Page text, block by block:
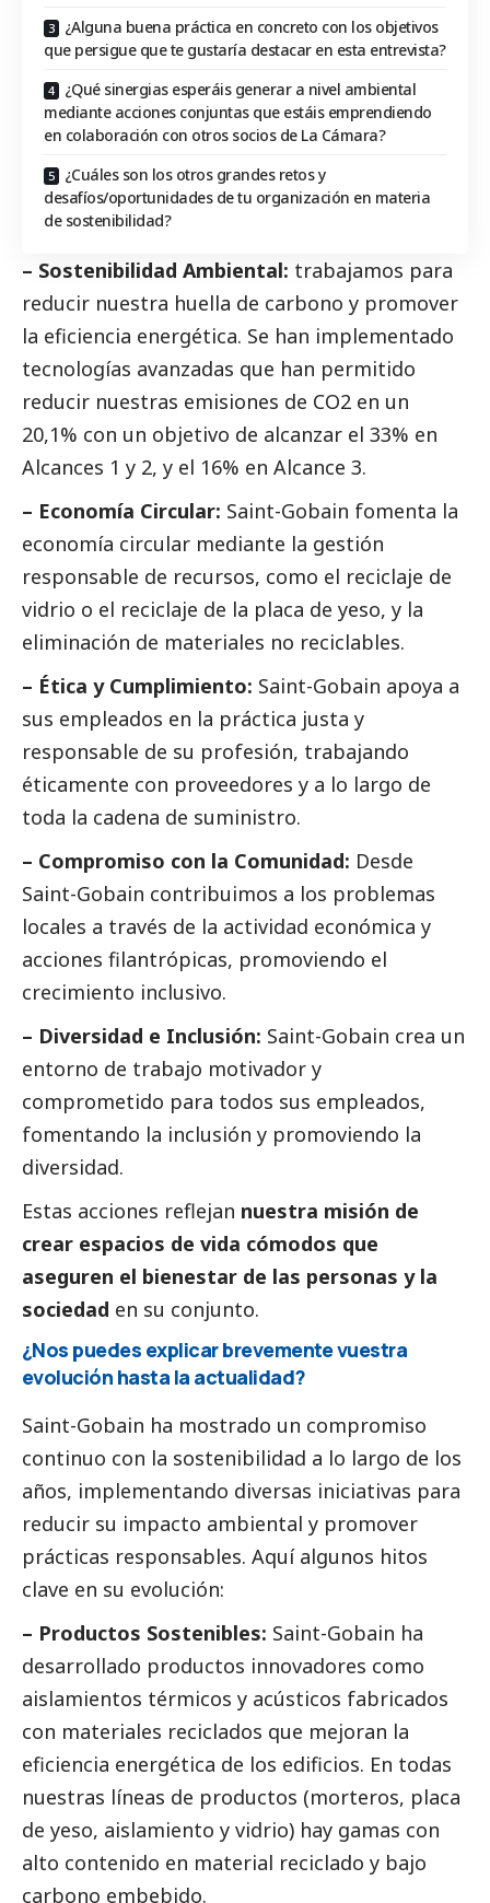
¿Alguna buena práctica en concreto con los objetivos
que persigue que te gustaría destacar en esta entrevista?
¿Qué sinergias esperáis generar a nivel ambiental
mediante acciones conjuntas que estáis emprendiendo
en colaboración con otros socios de La Cámara?
¿Cuáles son los otros grandes retos y
desafíos/oportunidades de tu organización en materia
de sostenibilidad?
– Sostenibilidad Ambiental: trabajamos para
reducir nuestra huella de carbono y promover
la eficiencia energética. Se han implementado
tecnologías avanzadas que han permitido
reducir nuestras emisiones de CO2 en un
20,1% con un objetivo de alcanzar el 33% en
Alcances 1 y 2, y el 16% en Alcance 3.
– Economía Circular: Saint-Gobain fomenta la
economía circular mediante la gestión
responsable de recursos, como el reciclaje de
vidrio o el reciclaje de la placa de yeso, y la
eliminación de materiales no reciclables.
– Ética y Cumplimiento: Saint-Gobain apoya a
sus empleados en la práctica justa y
responsable de su profesión, trabajando
éticamente con proveedores y a lo largo de
toda la cadena de suministro.
– Compromiso con la Comunidad: Desde
Saint-Gobain contribuimos a los problemas
locales a través de la actividad económica y
acciones filantrópicas, promoviendo el
crecimiento inclusivo.
– Diversidad e Inclusión: Saint-Gobain crea un
entorno de trabajo motivador y
comprometido para todos sus empleados,
fomentando la inclusión y promoviendo la
diversidad.
Estas acciones reflejan nuestra misión de
crear espacios de vida cómodos que
aseguren el bienestar de las personas y la
sociedad en su conjunto.
¿Nos puedes explicar brevemente vuestra
evolución hasta la actualidad?
Saint-Gobain ha mostrado un compromiso
continuo con la sostenibilidad a lo largo de los
años, implementando diversas iniciativas para
reducir su impacto ambiental y promover
prácticas responsables. Aquí algunos hitos
clave en su evolución:
– Productos Sostenibles: Saint-Gobain ha
desarrollado productos innovadores como
aislamientos térmicos y acústicos fabricados
con materiales reciclados que mejoran la
eficiencia energética de los edificios. En todas
nuestras líneas de productos (morteros, placa
de yeso, aislamiento y vidrio) hay gamas con
alto contenido en material reciclado y bajo
carbono embebido.